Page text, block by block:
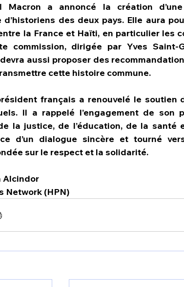
Macron a annoncé la création
d’historiens des deux pays. Elle aura
la France et Haïti, en particulier les
commission, dirigée par Yves
aussi proposer des
cette histoire commune.
français a renouvelé le soutien
Il a rappelé l’engagement de son
la justice, de l’éducation, de la
d’un dialogue sincère et tourné
sur le respect et la solidarité.
Alcindor
Network (HPN)